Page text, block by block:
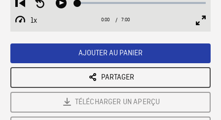
Restart
from
beginning
Seek
Play Loaded:
1x
Playback
Current
0:00 / Duration
7:00
AJOUTER AU PANIER
PARTAGER
TÉLÉCHARGER UN APERÇU